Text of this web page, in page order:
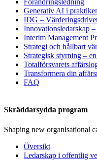
Förändringsledning
Generativ AI i
IDG –
Innovationsledarskap
Interim Management
Strategi och hållbart
Strategisk styrning –
Totalförsvarets
Transformera din
FAQ
Skräddarsydda program
Shaping new organisational
Översikt
Ledarskap i offentlig